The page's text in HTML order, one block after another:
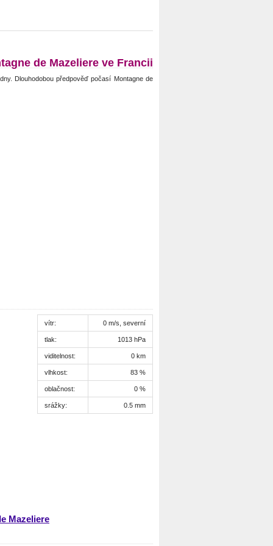
de Mazeliere ve Francii
Dlouhodobou předpověď počasí Montagne de
vítr: 0 m/s, severní
tlak: 1013 hPa
viditelnost: 0 km
vlhkost: 83 %
oblačnost: 0 %
srážky: 0.5 mm
Mazeliere